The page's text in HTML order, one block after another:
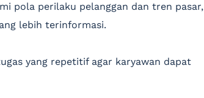
pola perilaku pelanggan dan tren pasar,
lebih terinformasi.
yang repetitif agar karyawan dapat